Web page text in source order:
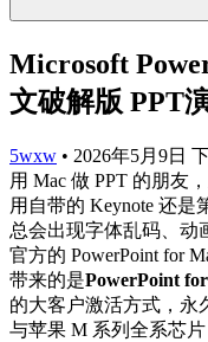
Microsoft
文破解版 PPT
5wxw • 2026年5月9日
用 Mac 做 PPT 的朋
用自带的 Keynote 还是
总会出现字体乱码、动
官方的 PowerPoint for
带来的是PowerPoint
的大客户激活方式，永
与苹果 M 系列全系芯片